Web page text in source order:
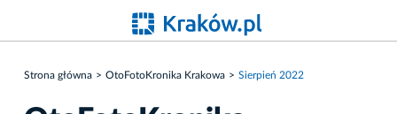
Strona główna OtoFotoKronika Krakowa Sierpień 2022